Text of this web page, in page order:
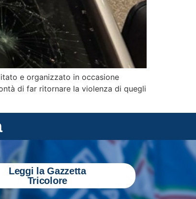
e organizzato in occasione
di far ritornare la violenza di quegli
Leggi la Gazzetta
Tricolore